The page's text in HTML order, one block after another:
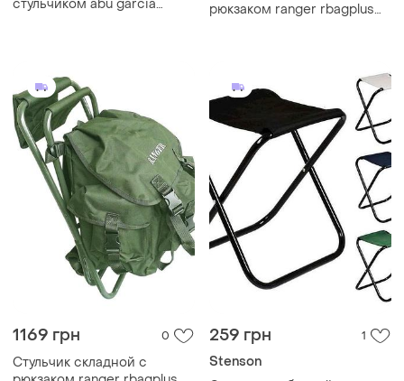
стульчиком abu garcia
рюкзаком ranger rbagplus
1169 грн 0
Стульчик складной с
259 грн 1
Stenson